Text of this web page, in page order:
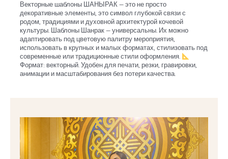
Векторные шаблоны ШАНЫРАК — это не просто
декоративные элементы, это символ глубокой связи с
родом, традициями и духовной архитектурой кочевой
культуры. Шаблоны Шанрак — универсальны. Их можно
адаптировать под цветовую палитру мероприятия,
использовать в крупных и малых форматах, стилизовать под
современные или традиционные стили оформления.
Формат: векторный. Удобен для печати, резки, гравировки,
анимации и масштабирования без потери качества.